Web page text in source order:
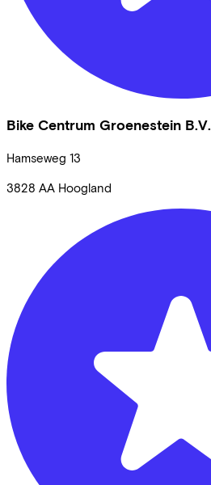
Bike Centrum Groenestein B.V.
Hamseweg 13
3828 AA Hoogland